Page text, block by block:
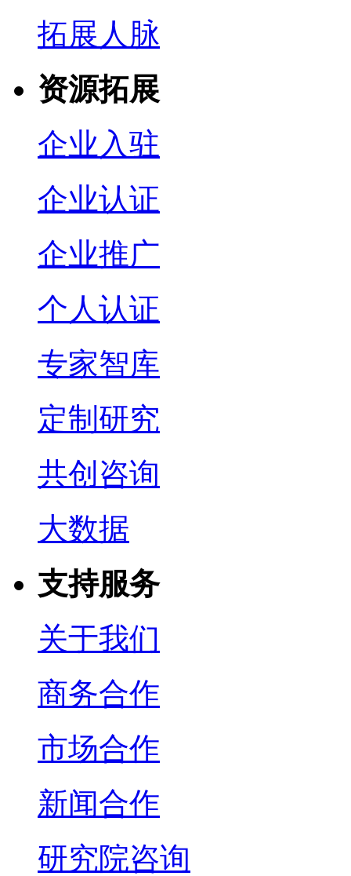
拓展人脉
资源拓展
企业入驻
企业认证
企业推广
个人认证
专家智库
定制研究
共创咨询
大数据
支持服务
关于我们
商务合作
市场合作
新闻合作
研究院咨询